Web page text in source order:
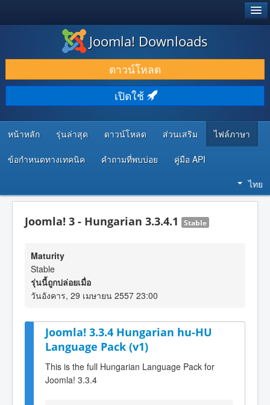
ดาวน์โหลด & ส่วนเสริม
ค้นคว้า & เรียนรู้
ชุมชน & สนับสนุน
ทรัพยากรสำหรับนักพัฒนา
Joomla! Downloads
ดาวน์โหลด
เปิดใช้
หน้าหลัก รุ่นล่าสุด ดาวน์โหลด ส่วนเสริม ไฟล์ภาษา
ข้อกำหนดทางเทคนิค คำถามที่พบบ่อย คู่มือ API
ไทย
Joomla! 3 - Hungarian 3.3.4.1 Stable
Maturity
Stable
รุ่นนี้ถูกปล่อยเมื่อ
วันอังคาร, 29 เมษายน 2557 23:00
Joomla! 3.3.4 Hungarian hu-HU
Language Pack (v1)
This is the full Hungarian Language Pack for
Joomla! 3.3.4